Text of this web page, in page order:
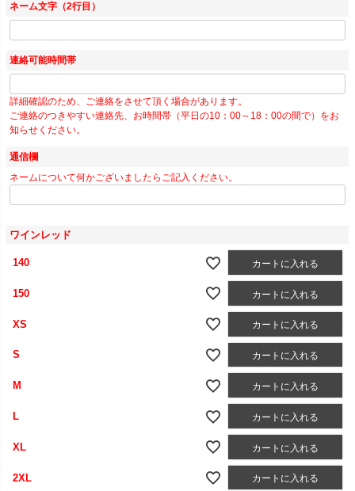
ネーム文字（2行目）
連絡可能時間帯
詳細確認のため、ご連絡をさせて頂く場合があります。
ご連絡のつきやすい連絡先、お時間帯（平日の10：00～18：00の間で）をお
知らせください。
通信欄
ネームについて何かございましたらご記入ください。
ワインレッド
140 カートに入れる
150 カートに入れる
XS カートに入れる
S カートに入れる
M カートに入れる
L カートに入れる
XL カートに入れる
2XL カートに入れる